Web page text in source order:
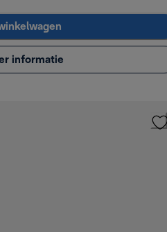
informatie